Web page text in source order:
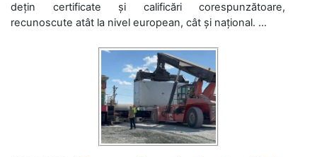
dețin certificate și calificări corespunzătoare,
recunoscute atât la nivel european, cât și național. ...